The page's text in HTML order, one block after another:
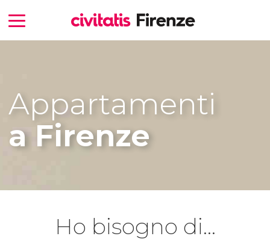
Appartamenti
a Firenze
Ho bisogno di...